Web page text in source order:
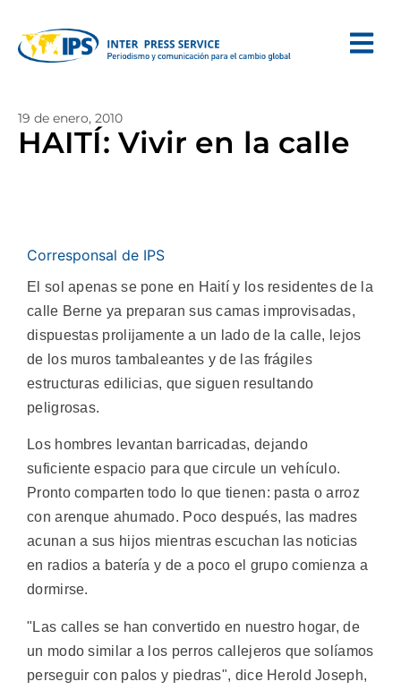
19 de enero, 2010
HAITÍ: Vivir en la calle
Corresponsal de IPS
El sol apenas se pone en Haití y los residentes de la
calle Berne ya preparan sus camas improvisadas,
dispuestas prolijamente a un lado de la calle, lejos
de los muros tambaleantes y de las frágiles
estructuras edilicias, que siguen resultando
peligrosas.
Los hombres levantan barricadas, dejando
suficiente espacio para que circule un vehículo.
Pronto comparten todo lo que tienen: pasta o arroz
con arenque ahumado. Poco después, las madres
acunan a sus hijos mientras escuchan las noticias
en radios a batería y de a poco el grupo comienza a
dormirse.
"Las calles se han convertido en nuestro hogar, de
un modo similar a los perros callejeros que solíamos
perseguir con palos y piedras", dice Herold Joseph,